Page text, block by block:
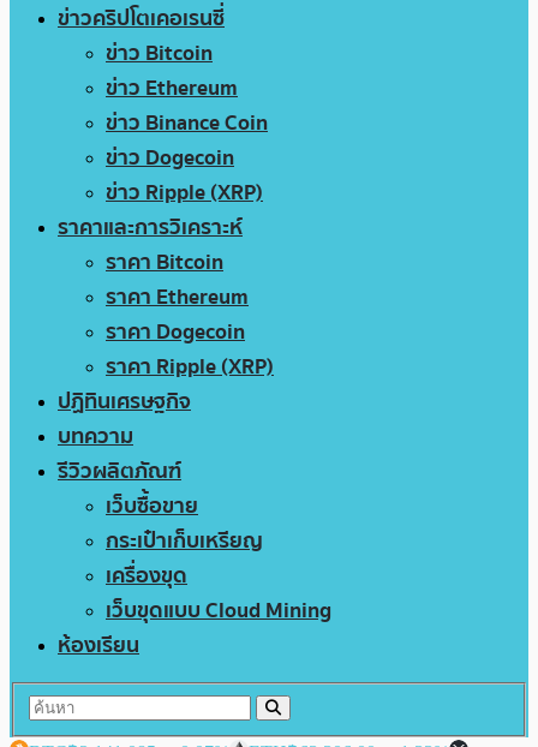
ข่าวคริปโตเคอเรนซี่
ข่าว Bitcoin
ข่าว Ethereum
ข่าว Binance Coin
ข่าว Dogecoin
ข่าว Ripple (XRP)
ราคาและการวิเคราะห์
ราคา Bitcoin
ราคา Ethereum
ราคา Dogecoin
ราคา Ripple (XRP)
ปฏิทินเศรษฐกิจ
บทความ
รีวิวผลิตภัณฑ์
เว็บซื้อขาย
กระเป๋าเก็บเหรียญ
เครื่องขุด
เว็บขุดแบบ Cloud Mining
ห้องเรียน